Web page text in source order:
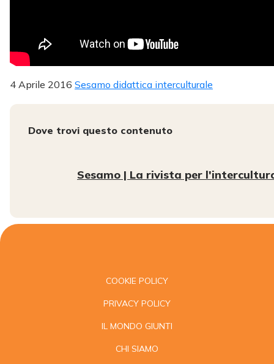
4 Aprile 2016 Sesamo didattica interculturale
Dove trovi questo contenuto
Sesamo | La rivista per
COOKIE POLICY
PRIVACY POLICY
IL MONDO GIUNTI
CHI SIAMO